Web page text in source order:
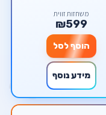
משחזות זווית
₪599
הוסף לסל
מידע נוסף